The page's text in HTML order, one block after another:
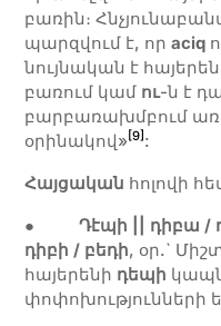
բառին։
պարզվում է, որ aciq
նույնական է
բառում կամ ու-ն է
բարբառախմբում
օրինակով»[9] :
Հայցական հոլովի
● Դէպի || դիբա /
դիբի / բեդի, օր.`
հայերենի դեպի
փոփոխությունների